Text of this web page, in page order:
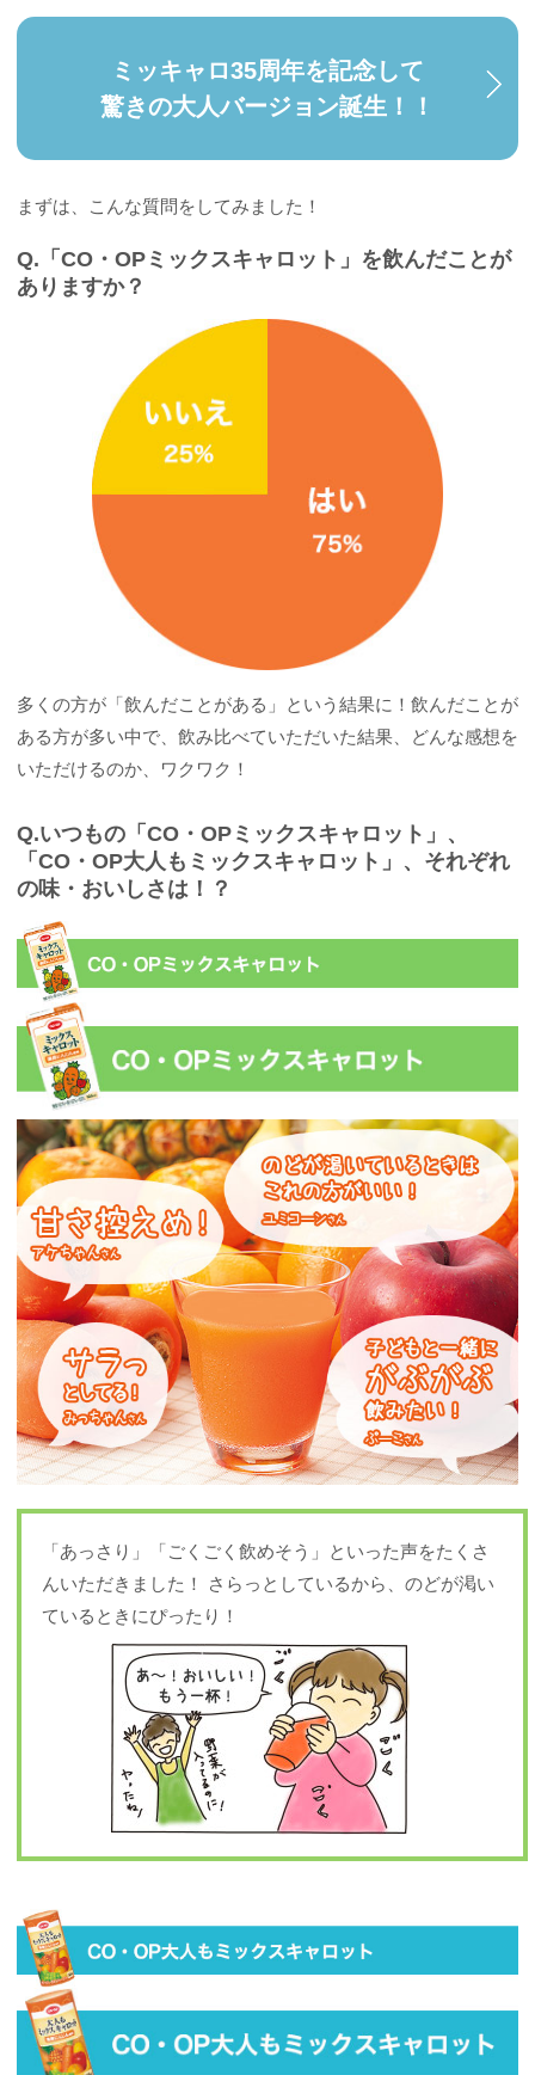
ミッキャロ35周年を記念して
驚きの大人バージョン誕生！！
まずは、こんな質問をしてみました！
Q.「CO・OPミックスキャロット」を飲んだことが
ありますか？
多くの方が「飲んだことがある」という結果に！飲んだことが
ある方が多い中で、飲み比べていただいた結果、どんな感想を
いただけるのか、ワクワク！
Q.いつもの「CO・OPミックスキャロット」、
「CO・OP大人もミックスキャロット」、それぞれ
の味・おいしさは！？
「あっさり」「ごくごく飲めそう」といった声をたくさ
んいただきました！ さらっとしているから、のどが渇い
ているときにぴったり！